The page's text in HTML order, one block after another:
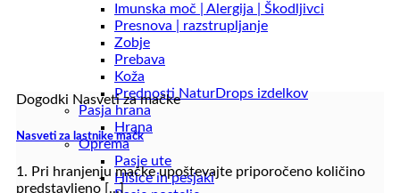
Imunska moč | Alergija | Škodljivci
Presnova | razstrupljanje
Zobje
Prebava
Koža
Prednosti NaturDrops izdelkov
Pasja hrana
Hrana
Oprema
Pasje ute
Hišice in pesjaki
Dogodki Nasveti za mačke
Nasveti za lastnike mačk
1. Pri hranjenju mačke upoštevajte priporočeno količino
predstavljeno [...]